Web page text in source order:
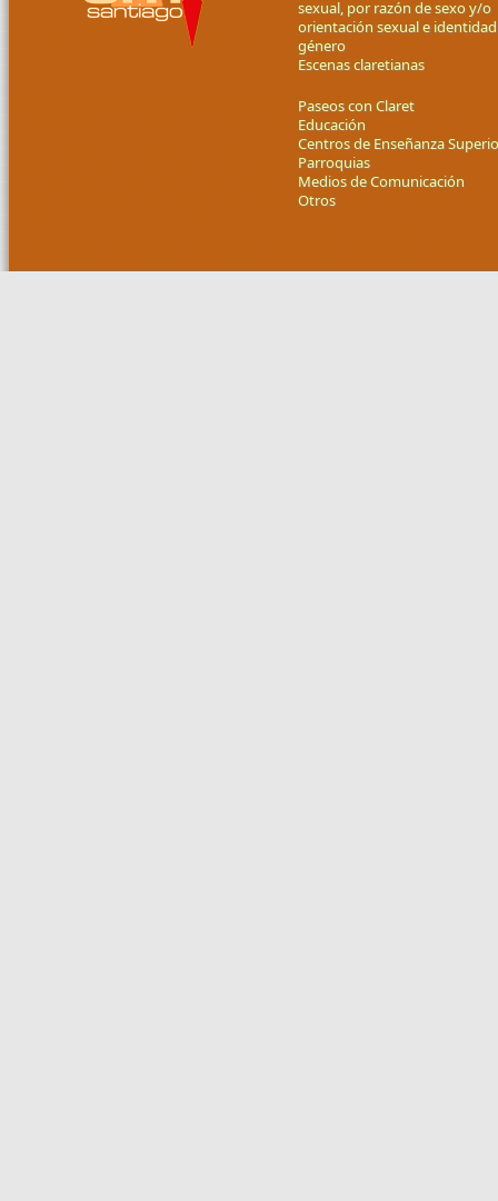
sexual, por razón de sexo y/o
orientación sexual e
género
Escenas claretianas
Paseos con Claret
Educación
Centros de Enseñanza
Parroquias
Medios de Comunicación
Otros